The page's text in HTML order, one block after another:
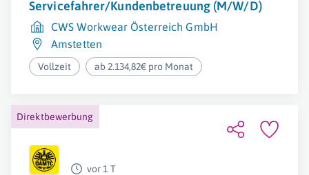
Servicefahrer/Kundenbetreuung (M/W/D)
CWS Workwear Österreich GmbH
Amstetten
Vollzeit ab 2.134,82€ pro Monat
Direktbewerbung
vor 1 T